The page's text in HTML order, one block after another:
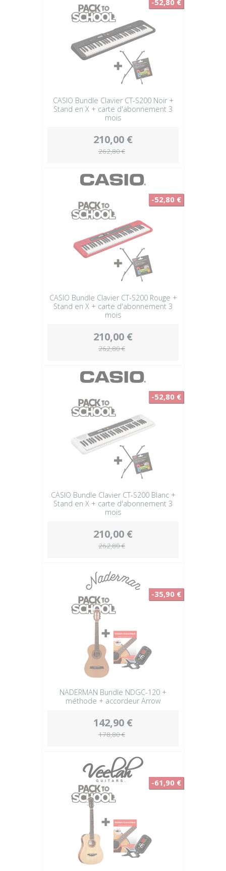
-52,80 €
CASIO Bundle Clavier CT-S200 Noir +
Stand en X + carte d'abonnement 3
mois
210,00 €
262,80 €
-52,80 €
CASIO Bundle Clavier CT-S200 Rouge +
Stand en X + carte d'abonnement 3
mois
210,00 €
262,80 €
-52,80 €
CASIO Bundle Clavier CT-S200 Blanc +
Stand en X + carte d'abonnement 3
mois
210,00 €
262,80 €
-35,90 €
NADERMAN Bundle NDGC-120 +
méthode + accordeur Arrow
142,90 €
178,80 €
-61,90 €